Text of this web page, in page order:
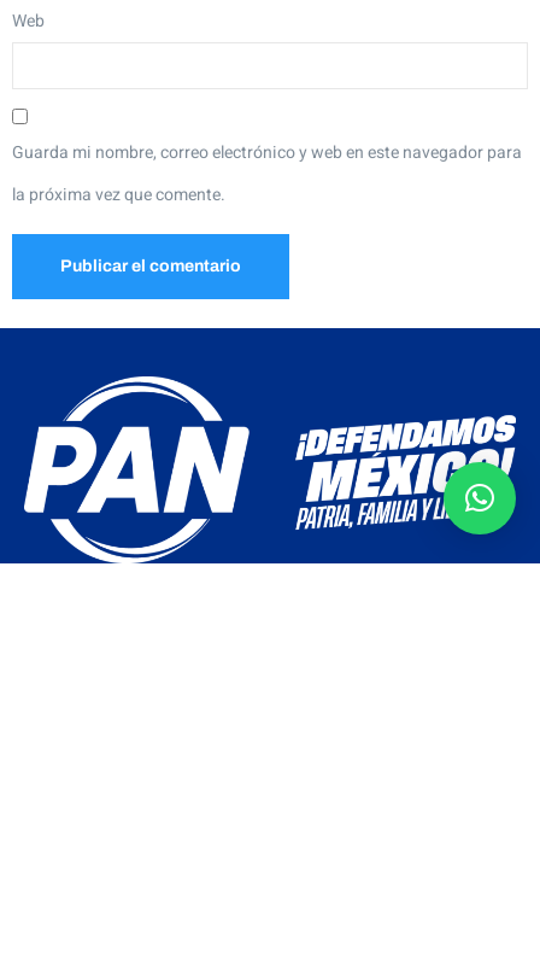
Web
Guarda mi nombre, correo electrónico y web en este navegador para
la próxima vez que comente.